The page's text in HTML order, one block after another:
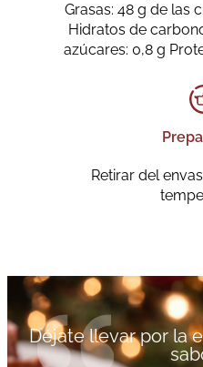
Grasas: 48 g de las
Hidratos de
azúcares: 0,8 g
Retirar del
Déjate llevar por la